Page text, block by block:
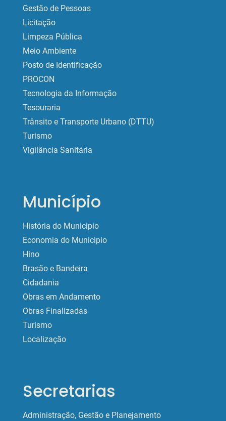
Gestão de Pessoas
Licitação
Limpeza Pública
Meio Ambiente
Posto de Identificação
PROCON
Tecnologia da Informação
Tesouraria
Trânsito e Transporte Urbano (DTTU)
Turismo
Vigilância Sanitária
Município
História do Municipio
Economia do Municipio
Hino
Brasão e Bandeira
Cidadania
Obras em Andamento
Obras Finalizadas
Turismo
Localização
Secretarias
Administração, Gestão e Planejamento